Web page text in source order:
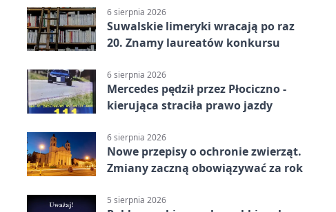
6 sierpnia 2026
Suwalskie limeryki wracają po raz
20. Znamy laureatów konkursu
6 sierpnia 2026
Mercedes pędził przez Płociczno -
kierująca straciła prawo jazdy
6 sierpnia 2026
Nowe przepisy o ochronie zwierząt.
Zmiany zaczną obowiązywać za rok
5 sierpnia 2026